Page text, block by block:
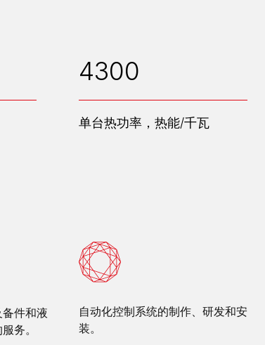
4300
单台热功率，热能/千瓦
件和液
务。
自动化控制系统的制作、研发和安
装。